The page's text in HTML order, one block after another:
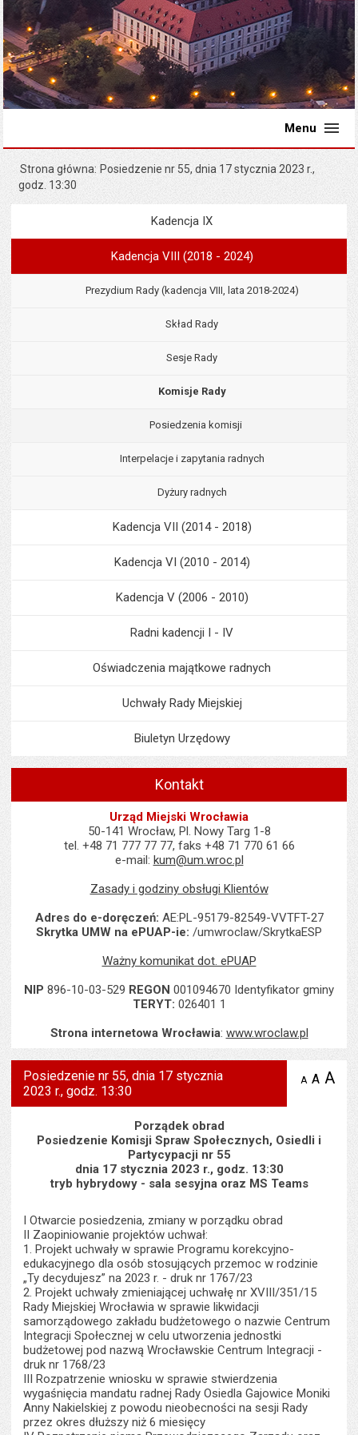
Menu
Strona główna Posiedzenie nr 55, dnia 17 stycznia 2023 r.,
godz. 13:30
Menu
Kadencja IX
Kadencja VIII (2018 - 2024)
Prezydium Rady (kadencja VIII, lata 2018-2024)
Skład Rady
Sesje Rady
Komisje Rady
Posiedzenia komisji
Interpelacje i zapytania radnych
Dyżury radnych
Kadencja VII (2014 - 2018)
Kadencja VI (2010 - 2014)
Kadencja V (2006 - 2010)
Radni kadencji I - IV
Oświadczenia majątkowe radnych
Uchwały Rady Miejskiej
Biuletyn Urzędowy
Kontakt
Urząd Miejski Wrocławia
50-141 Wrocław, Pl. Nowy Targ 1-8
tel. +48 71 777 77 77, faks +48 71 770 61 66
e-mail: kum@um.wroc.pl
Zasady i godziny obsługi Klientów
Adres do e-doręczeń: AE:PL-95179-82549-VVTFT-27
Skrytka UMW na ePUAP-ie: /umwroclaw/SkrytkaESP
Ważny komunikat dot. ePUAP
NIP 896-10-03-529 REGON 001094670 Identyfikator gminy
TERYT: 026401 1
Strona internetowa Wrocławia: www.wroclaw.pl
Posiedzenie nr 55, dnia 17 stycznia
2023 r., godz. 13:30
A zmniejsz
A A
Porządek obrad
Posiedzenie Komisji Spraw Społecznych, Osiedli i
Partycypacji nr 55
dnia 17 stycznia 2023 r., godz. 13:30
tryb hybrydowy - sala sesyjna oraz MS Teams
I Otwarcie posiedzenia, zmiany w porządku obrad
II Zaopiniowanie projektów uchwał:
1. Projekt uchwały w sprawie Programu korekcyjno-
edukacyjnego dla osób stosujących przemoc w rodzinie
„Ty decydujesz” na 2023 r. - druk nr 1767/23
2. Projekt uchwały zmieniającej uchwałę nr XVIII/351/15
Rady Miejskiej Wrocławia w sprawie likwidacji
samorządowego zakładu budżetowego o nazwie Centrum
Integracji Społecznej w celu utworzenia jednostki
budżetowej pod nazwą Wrocławskie Centrum Integracji -
druk nr 1768/23
III Rozpatrzenie wniosku w sprawie stwierdzenia
wygaśnięcia mandatu radnej Rady Osiedla Gajowice Moniki
Anny Nakielskiej z powodu nieobecności na sesji Rady
przez okres dłuższy niż 6 miesięcy